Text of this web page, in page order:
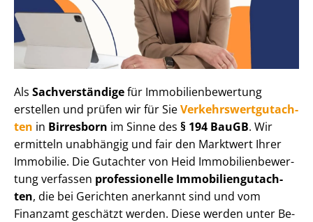
Als Sachverständigefür Im­mo­bi­li­en­be­wer­tung
erstellen und prüfen wir für SieVer­kehrs­wert­gut­ach­
ten in Birresborn im Sinne des § 194 BauGB. Wir
ermitteln unabhängig und fair den Marktwert Ihrer
Immobilie. Die Gutachter von Heid Im­mo­bi­li­en­be­wer­
tung verfassen professionelle Im­mo­bi­li­en­gut­ach­
ten, die bei Gerichten anerkannt sind und vom
Finanzamt geschätzt werden. Diese werden unter Be­